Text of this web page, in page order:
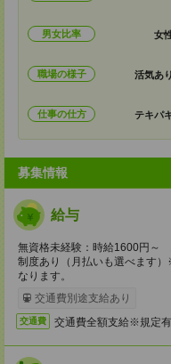
男女比率 女
職場の様子 活気あり
仕事の仕方 テキパ
募集情報
給与
無資格未経験：時給1600円
制度あり（月払いも選べます
なります。
交通費別途支給あり
交通費 交通費全額支給※規定有